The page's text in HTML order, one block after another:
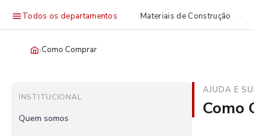
Todos os departamentos Materiais de Construção
›Como Comprar
INSTITUCIONAL
Quem somos
AJUDA E
Como